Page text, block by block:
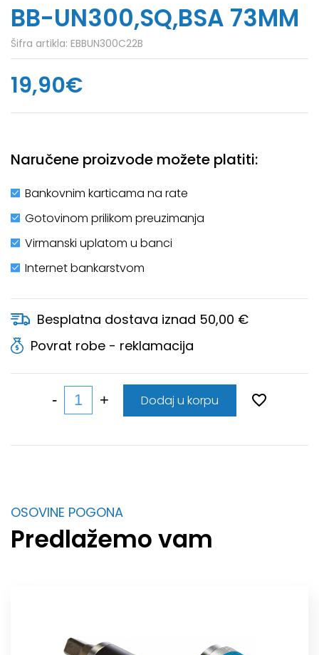
BB-UN300,SQ,BSA 73MM
Šifra artikla: EBBUN300C22B
19,90€
Naručene proizvode možete platiti:
Bankovnim karticama na rate
Gotovinom prilikom preuzimanja
Virmanski uplatom u banci
Internet bankarstvom
Besplatna dostava iznad 50,00 €
Povrat robe - reklamacija
Dodaj u korpu
OSOVINE POGONA
Predlažemo vam